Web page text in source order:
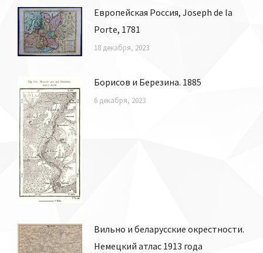
Европейская Россия, Joseph de la
Porte, 1781
18 декабря, 2023
Борисов и Березина. 1885
6 декабря, 2023
Вильно и беларусские окрестности.
Немецкий атлас 1913 года